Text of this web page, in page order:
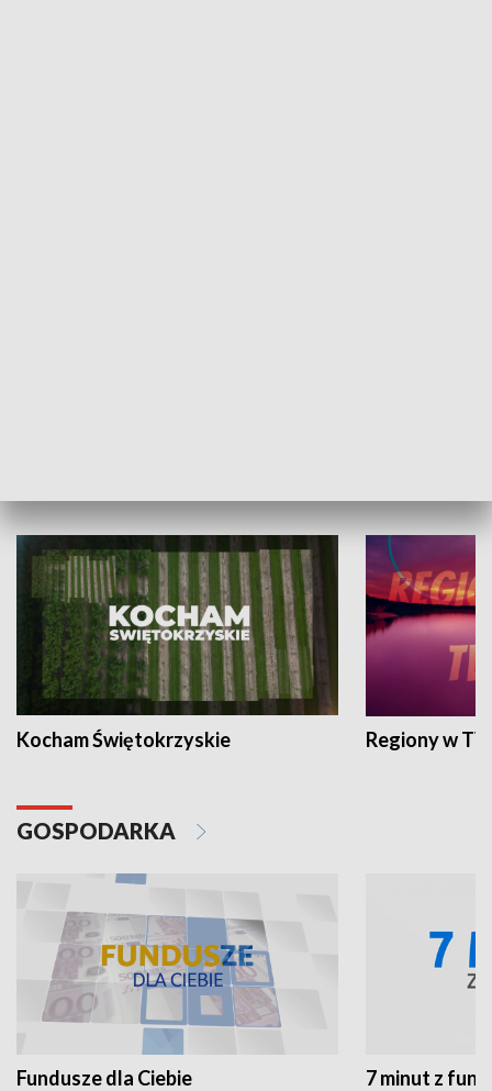
Kocham Świętokrzyskie Regiony w
GOSPODARKA
Fundusze dla Ciebie 7 minut z